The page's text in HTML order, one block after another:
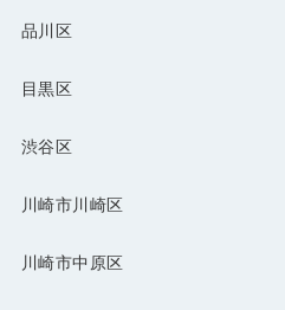
品川区
目黒区
渋谷区
川崎市川崎区
川崎市中原区